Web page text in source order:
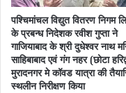
पश्चिमांचल विद्युत वितरण निगम
के प्रबन्ध निदेशक रवीश गुप्ता ने
गाजियाबाद के श्री दुधेश्वर नाथ
साहिबाबाद एवं गंग नहर (छोटा
मुरादनगर मे कॉवड यात्रा की
स्थलीन निरीक्षण किया